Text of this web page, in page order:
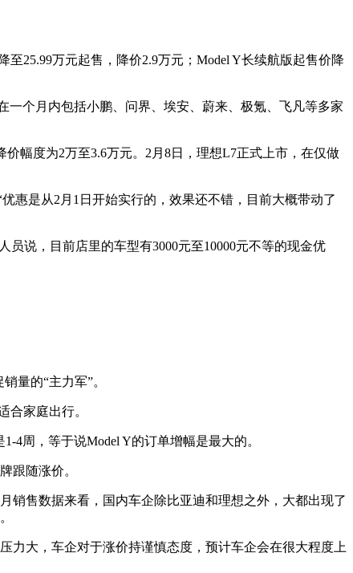
25.99万元起售，降价2.9万元；Model Y长续航版起售价降
个月内包括小鹏、问界、埃安、蔚来、极氪、飞凡等多家
幅度为2万至3.6万元。2月8日，理想L7正式上市，在仅做
是从2月1日开始实行的，效果还不错，目前大概带动了
说，目前店里的车型有3000元至10000元不等的现金优
量的“主力军”。
家庭出行。
周，等于说Model Y的订单增幅是最大的。
跟随涨价。
售数据来看，国内车企除比亚迪和理想之外，大都出现了
大，车企对于涨价持谨慎态度，预计车企会在很大程度上